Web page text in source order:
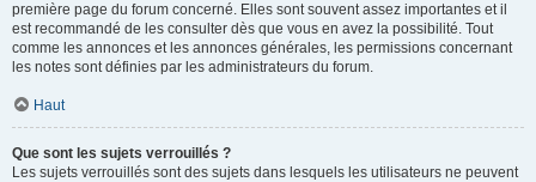
première page du forum concerné. Elles sont souvent assez importantes et il
est recommandé de les consulter dès que vous en avez la possibilité. Tout
comme les annonces et les annonces générales, les permissions concernant
les notes sont définies par les administrateurs du forum.
Haut
Que sont les sujets verrouillés ?
Les sujets verrouillés sont des sujets dans lesquels les utilisateurs ne peuvent